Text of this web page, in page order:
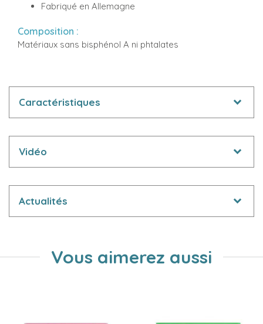
Fabriqué en Allemagne
Composition :
Matériaux sans bisphénol A ni phtalates
Caractéristiques
Vidéo
Actualités
Vous aimerez aussi